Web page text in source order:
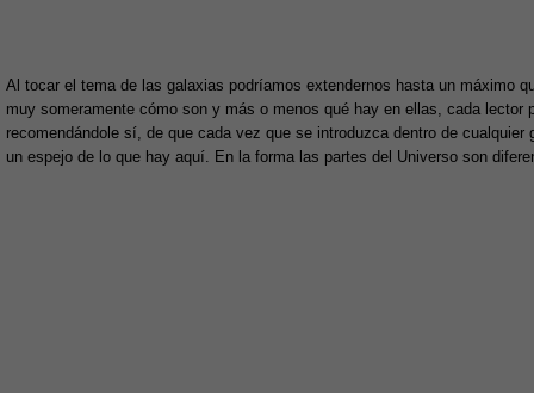
Al tocar el tema de las galaxias podríamos extendernos hasta un máximo
muy someramente cómo son y más o menos qué hay en ellas, cada
recomendándole sí, de que cada vez que se introduzca dentro de
un espejo de lo que hay aquí. En la forma las partes del Universo son